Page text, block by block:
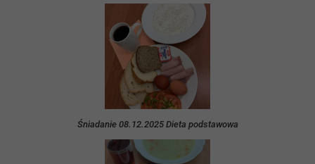
Śniadanie 08.12.2025 Dieta podstawowa